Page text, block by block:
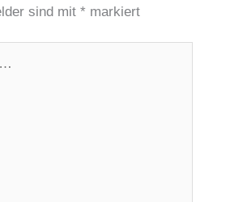
sind mit * markiert